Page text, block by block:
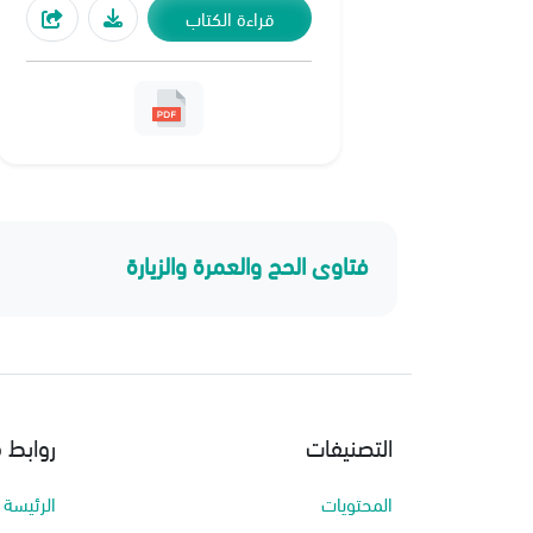
قراءة الكتاب
فتاوى الحج والعمرة والزيارة
التصنيفات
المحتويات الرئيسة